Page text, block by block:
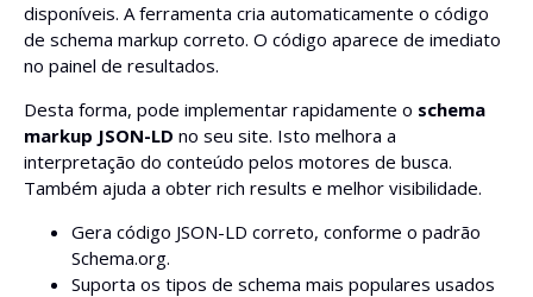
disponíveis. A ferramenta cria automaticamente o código
de schema markup correto. O código aparece de imediato
no painel de resultados.
Desta forma, pode implementar rapidamente o schema
markup JSON-LD no seu site. Isto melhora a
interpretação do conteúdo pelos motores de busca.
Também ajuda a obter rich results e melhor visibilidade.
Gera código JSON-LD correto, conforme o padrão
Schema.org.
Suporta os tipos de schema mais populares usados